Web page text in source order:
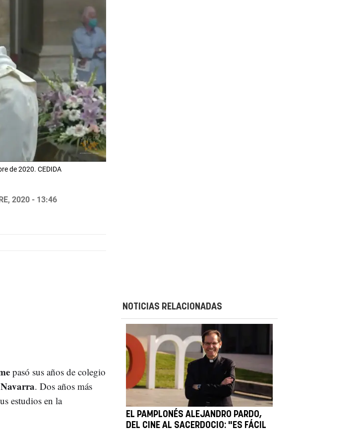
de 2020. CEDIDA
2020 - 13:46
pasó sus años de colegio
. Dos años más
estudios en la
NOTICIAS RELACIONADAS
EL PAMPLONÉS ALEJANDRO PARDO,
DEL CINE AL SACERDOCIO: "ES FÁCIL